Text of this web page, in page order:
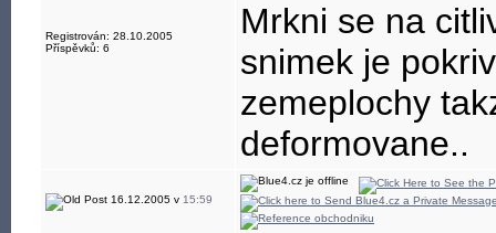
Registrován: 28.10.2005
Příspěvků: 6
Mrkni se na
snimek je
zemeplochy
deformovane..
16.12.2005 v 15:59